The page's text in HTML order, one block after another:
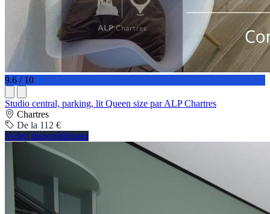
9.6 / 10
Studio central, parking, lit Queen size par ALP Chartres
Chartres
De la 112 €
Vedeți disponibilitatea